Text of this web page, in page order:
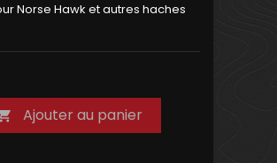
Norse Hawk et autres haches
Ajouter au panier